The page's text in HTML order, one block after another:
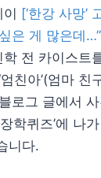
[‘한강 사망’
은 게 많은데
전 카이스트
친아’(엄마 친
로그 글에서
학퀴즈’에 나
니다.